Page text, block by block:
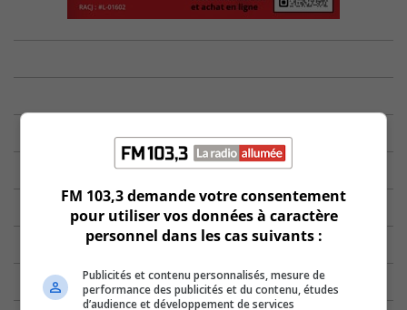
FM 103,3 demande votre consentement
pour utiliser vos données à caractère
personnel dans les cas suivants :
Publicités et contenu personnalisés, mesure de
performance des publicités et du contenu, études
d’audience et développement de services